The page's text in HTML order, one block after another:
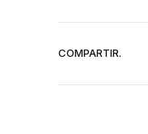
COMPARTIR.